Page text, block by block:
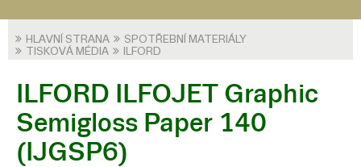
HLAVNÍ STRANA
SPOTŘEBNÍ MATERIÁLY
TISKOVÁ MÉDIA
ILFORD
ILFORD ILFOJET Graphic
Semigloss Paper 140
(IJGSP6)